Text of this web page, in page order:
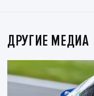
ДРУГИЕ МЕДИА